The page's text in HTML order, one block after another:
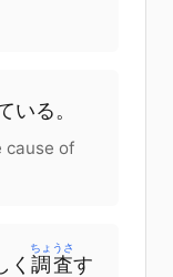
いる 。
cause of
く 調査
ちょうさ
す